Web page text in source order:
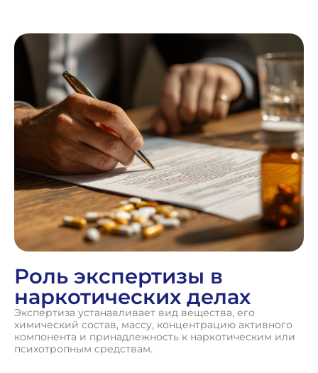
Роль экспертизы в
наркотических делах
Экспертиза устанавливает вид вещества, его
химический состав, массу, концентрацию активного
компонента и принадлежность к наркотическим или
психотропным средствам.